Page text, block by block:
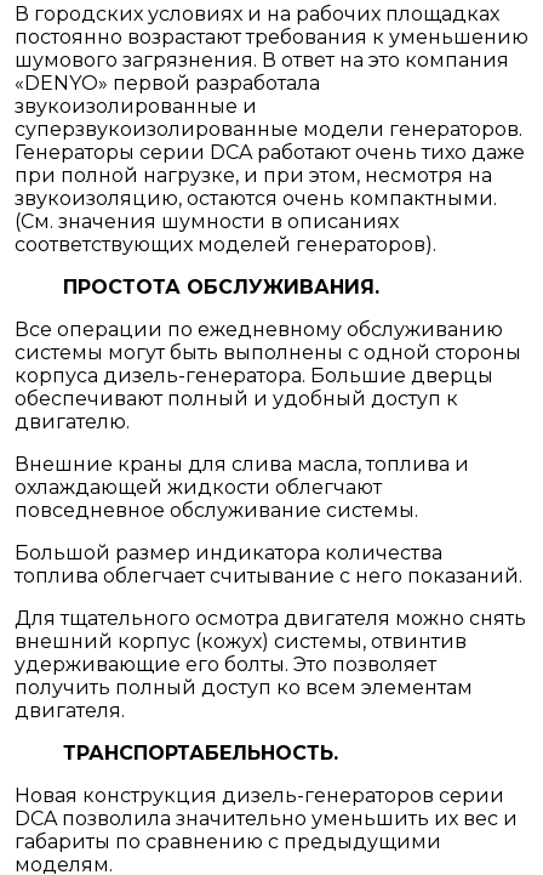
В городских условиях и на рабочих площадках
постоянно возрастают требования к уменьшению
шумового загрязнения. В ответ на это компания
«DENYO» первой разработала
звукоизолированные и
суперзвукоизолированные модели генераторов.
Генераторы серии DCA работают очень тихо даже
при полной нагрузке, и при этом, несмотря на
звукоизоляцию, остаются очень компактными.
(См. значения шумности в описаниях
соответствующих моделей генераторов).
ПРОСТОТА ОБСЛУЖИВАНИЯ.
Все операции по ежедневному обслуживанию
системы могут быть выполнены с одной стороны
корпуса дизель-генератора. Большие дверцы
обеспечивают полный и удобный доступ к
двигателю.
Внешние краны для слива масла, топлива и
охлаждающей жидкости облегчают
повседневное обслуживание системы.
Большой размер индикатора количества
топлива облегчает считывание с него показаний.
Для тщательного осмотра двигателя можно снять
внешний корпус (кожух) системы, отвинтив
удерживающие его болты. Это позволяет
получить полный доступ ко всем элементам
двигателя.
ТРАНСПОРТАБЕЛЬНОСТЬ.
Новая конструкция дизель-генераторов серии
DCA позволила значительно уменьшить их вес и
габариты по сравнению с предыдущими
моделям.